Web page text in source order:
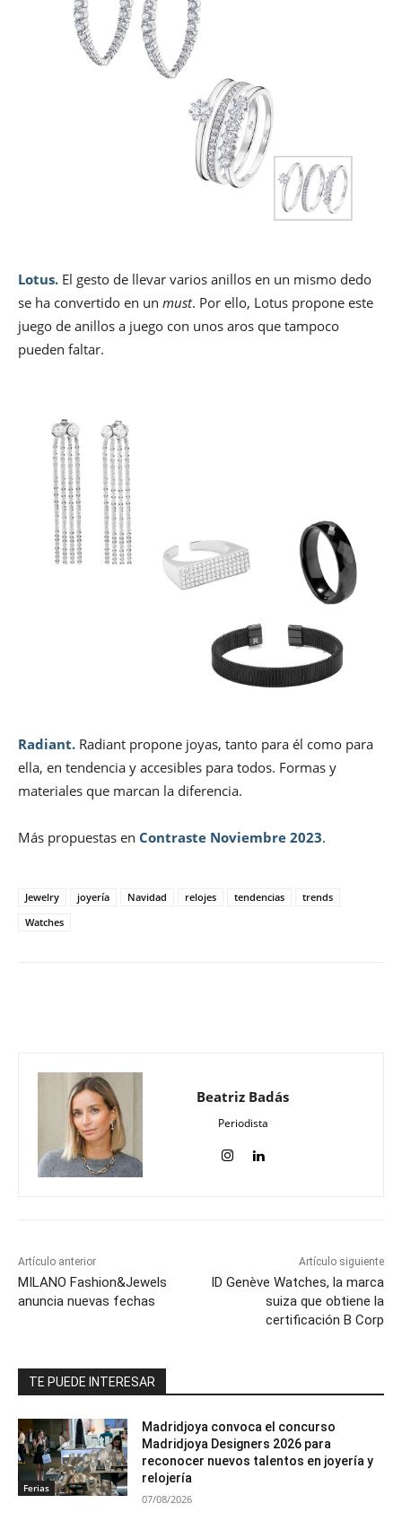
Lotus. El gesto de llevar varios anillos en un mismo dedo
se ha convertido en un must. Por ello, Lotus propone este
juego de anillos a juego con unos aros que tampoco
pueden faltar.
Radiant. Radiant propone joyas, tanto para él como para
ella, en tendencia y accesibles para todos. Formas y
materiales que marcan la diferencia.
Más propuestas en Contraste Noviembre 2023.
Jewelry joyería Navidad relojes tendencias
trends
Watches
Beatriz Badás
Periodista
Artículo anterior
MILANO Fashion&Jewels
anuncia nuevas fechas
Artículo siguiente
ID Genève Watches, la marca
suiza que obtiene la
certificación B Corp
TE PUEDE INTERESAR
Ferias
Madridjoya convoca el concurso
Madridjoya Designers 2026 para
reconocer nuevos talentos en joyería y
relojería
07/08/2026